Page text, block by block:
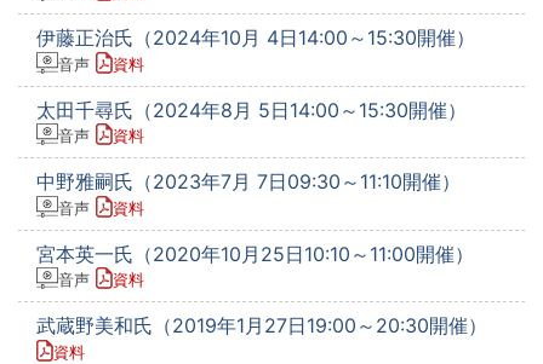
伊藤正治氏（2024年10月 4日14:00～15:30開催）
音声 資料
太田千尋氏（2024年8月 5日14:00～15:30開催）
音声 資料
中野雅嗣氏（2023年7月 7日09:30～11:10開催）
音声 資料
宮本英一氏（2020年10月25日10:10～11:00開催）
音声 資料
武蔵野美和氏（2019年1月27日19:00～20:30開催）
資料